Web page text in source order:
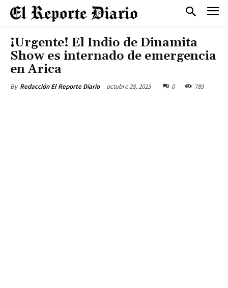
¡Urgente! El Indio de Dinamita
Show es internado de emergencia
en Arica
By Redacción El Reporte Diario octubre 28, 2023 0 789